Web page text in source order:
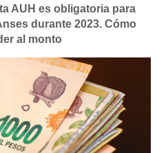
AUH es obligatoria para
durante 2023. Cómo
al monto